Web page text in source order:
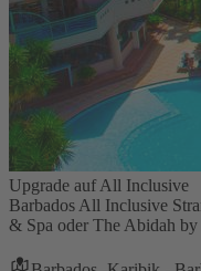
Upgrade auf All Inclusive
Barbados All Inclusive
& Spa oder The Abidah by